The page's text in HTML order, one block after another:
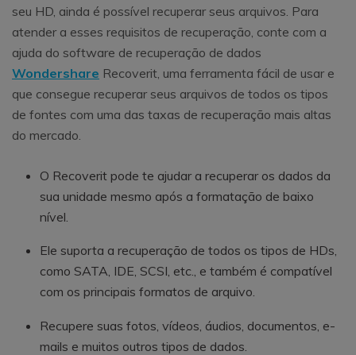
seu HD, ainda é possível recuperar seus arquivos. Para
atender a esses requisitos de recuperação, conte com a
ajuda do software de recuperação de dados
Wondershare Recoverit, uma ferramenta fácil de usar e
que consegue recuperar seus arquivos de todos os tipos
de fontes com uma das taxas de recuperação mais altas
do mercado.
O Recoverit pode te ajudar a recuperar os dados da
sua unidade mesmo após a formatação de baixo
nível.
Ele suporta a recuperação de todos os tipos de HDs,
como SATA, IDE, SCSI, etc., e também é compatível
com os principais formatos de arquivo.
Recupere suas fotos, vídeos, áudios, documentos, e-
mails e muitos outros tipos de dados.